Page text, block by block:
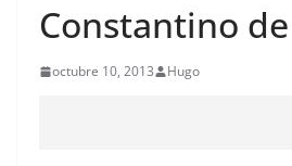
Constantino
octubre 10, 2013 Hugo